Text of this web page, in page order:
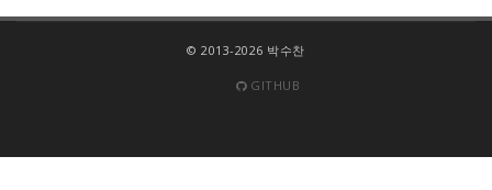
© 2013-2026 박수찬
GITHUB